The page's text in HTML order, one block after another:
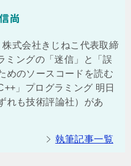
尚
式会社きじねこ代表取締
ミングの「迷信」と「誤
めのソースコードを読む
」プログラミング 明日
れも技術評論社）があ
執筆記事一覧